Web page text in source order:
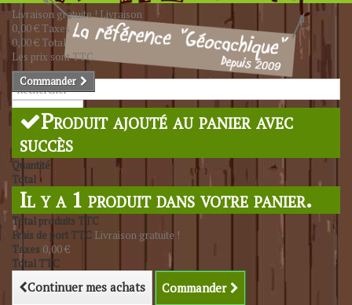
Rechercher
Livraison gratuite !Livraison
0,00 € Taxes
0,00 € Total
Les prix sont TTC
Commander
Produit ajouté au panier avec
succès
Quantité
Total
Il y a 1 produit dans votre panier.
Total produits TTC
Frais de port TTC Livraison gratuite !
Taxes 0,00 €
Total TTC
Continuer mes achats Commander